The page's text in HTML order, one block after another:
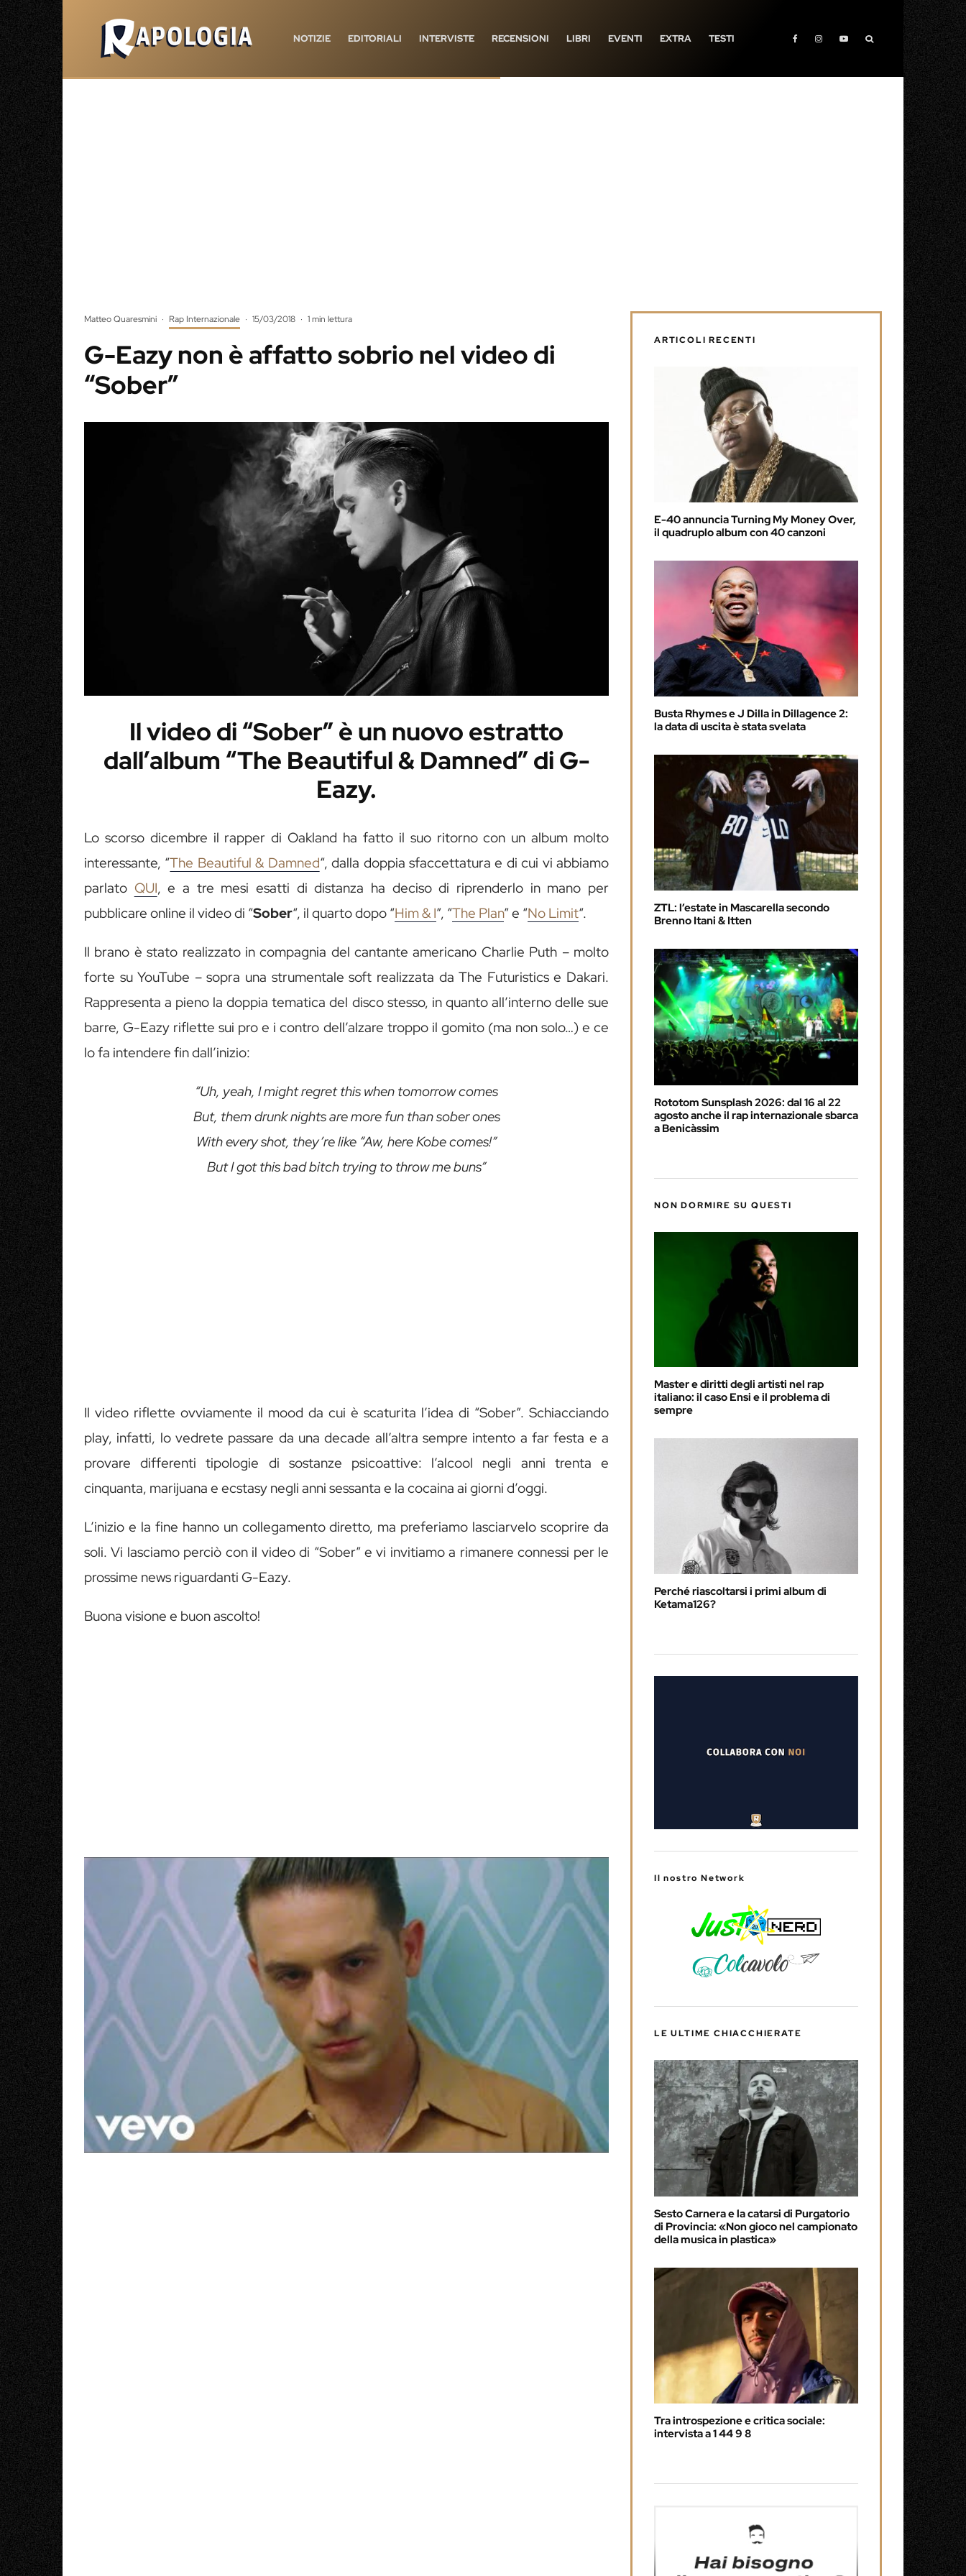
NOTIZIE EDITORIALI INTERVISTE RECENSIONI LIBRI EVENTI EXTRA TESTI
Matteo Quaresmini · Rap Internazionale · 15/03/2018 · 1 min lettura
G-Eazy non è affatto sobrio nel video di
“Sober”
Il video di “Sober” è un nuovo estratto
dall’album “The Beautiful & Damned” di G-
Eazy.
Lo scorso dicembre il rapper di Oakland ha fatto il suo ritorno con un album molto
interessante, “The Beautiful & Damned“, dalla doppia sfaccettatura e di cui vi abbiamo
parlato QUI, e a tre mesi esatti di distanza ha deciso di riprenderlo in mano per
pubblicare online il video di “Sober“, il quarto dopo “Him & I”, “The Plan” e “No Limit“.
Il brano è stato realizzato in compagnia del cantante americano Charlie Puth – molto
forte su YouTube – sopra una strumentale soft realizzata da The Futuristics e Dakari.
Rappresenta a pieno la doppia tematica del disco stesso, in quanto all’interno delle sue
barre, G-Eazy riflette sui pro e i contro dell’alzare troppo il gomito (ma non solo…) e ce
lo fa intendere fin dall’inizio:
“Uh, yeah, I might regret this when tomorrow comes
But, them drunk nights are more fun than sober ones
With every shot, they’re like “Aw, here Kobe comes!”
But I got this bad bitch trying to throw me buns”
Il video riflette ovviamente il mood da cui è scaturita l’idea di “Sober”. Schiacciando
play, infatti, lo vedrete passare da una decade all’altra sempre intento a far festa e a
provare differenti tipologie di sostanze psicoattive: l’alcool negli anni trenta e
cinquanta, marijuana e ecstasy negli anni sessanta e la cocaina ai giorni d’oggi.
L’inizio e la fine hanno un collegamento diretto, ma preferiamo lasciarvelo scoprire da
soli. Vi lasciamo perciò con il video di “Sober” e vi invitiamo a rimanere connessi per le
prossime news riguardanti G-Eazy.
Buona visione e buon ascolto!
ARTICOLI RECENTI
E-40 annuncia Turning My Money Over,
il quadruplo album con 40 canzoni
Busta Rhymes e J Dilla in Dillagence 2:
la data di uscita è stata svelata
ZTL: l’estate in Mascarella secondo
Brenno Itani & Itten
Rototom Sunsplash 2026: dal 16 al 22
agosto anche il rap internazionale sbarca
a Benicàssim
NON DORMIRE SU QUESTI
Master e diritti degli artisti nel rap
italiano: il caso Ensi e il problema di
sempre
Perché riascoltarsi i primi album di
Ketama126?
Il nostro Network
LE ULTIME CHIACCHIERATE
Sesto Carnera e la catarsi di Purgatorio
di Provincia: «Non gioco nel campionato
della musica in plastica»
Tra introspezione e critica sociale:
intervista a 1 44 9 8